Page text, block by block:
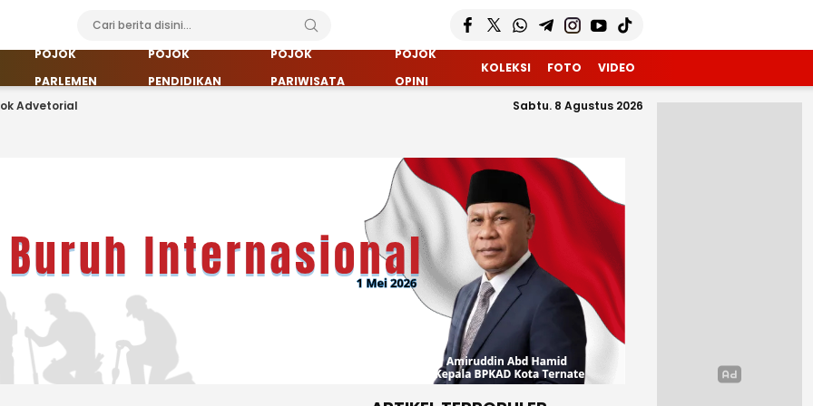
POJOK
PARLEMEN
POJOK
PENDIDIKAN
POJOK
PARIWISATA
POJOK
OPINI
KOLEKSI FOTO VIDEO
Advetorial Sabtu. 8 Agustus 2026